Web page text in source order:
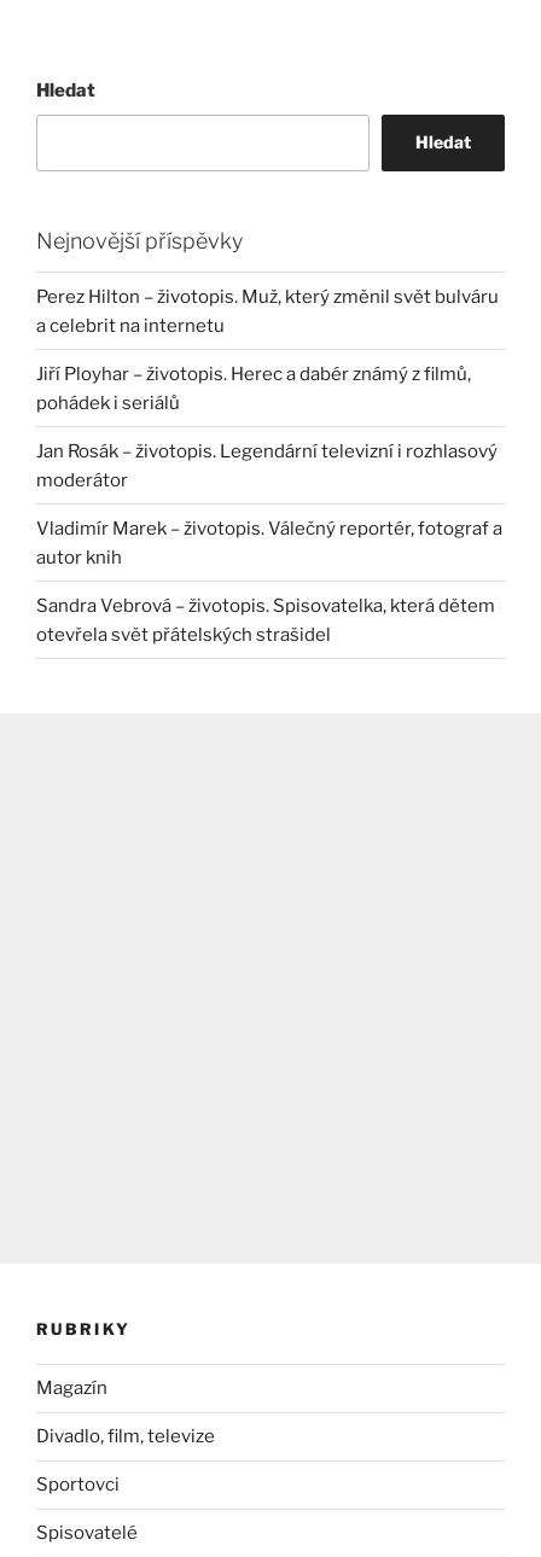
Hledat
Hledat
Nejnovější příspěvky
Perez Hilton – životopis. Muž, který změnil svět bulváru
a celebrit na internetu
Jiří Ployhar – životopis. Herec a dabér známý z filmů,
pohádek i seriálů
Jan Rosák – životopis. Legendární televizní i rozhlasový
moderátor
Vladimír Marek – životopis. Válečný reportér, fotograf a
autor knih
Sandra Vebrová – životopis. Spisovatelka, která dětem
otevřela svět přátelských strašidel
RUBRIKY
Magazín
Divadlo, film, televize
Sportovci
Spisovatelé